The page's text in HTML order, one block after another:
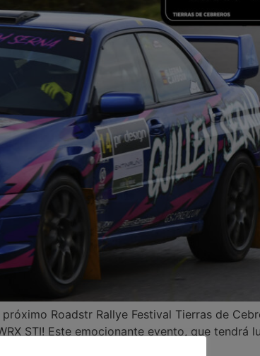
Roadstr Rallye Festival Tierras de
STI! Este emocionante evento, que tendrá
ser […]